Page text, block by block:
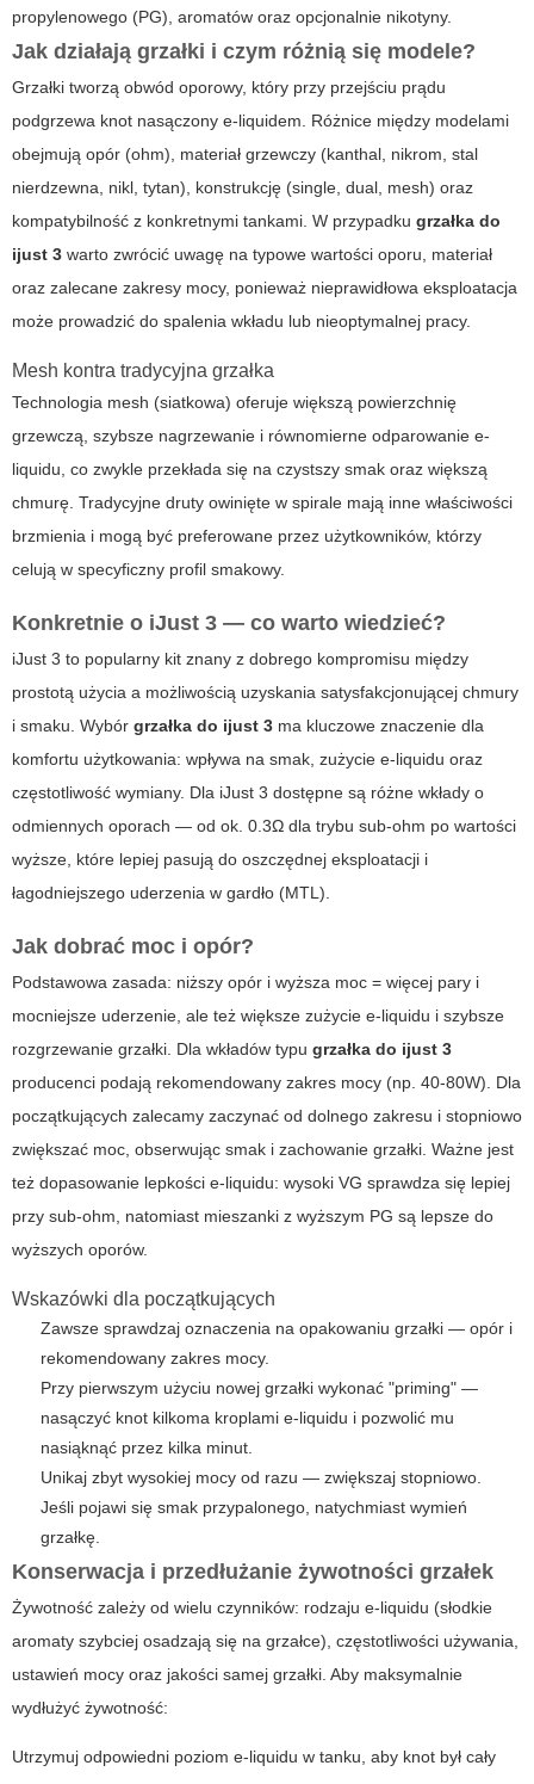
propylenowego (PG), aromatów oraz opcjonalnie nikotyny.
Jak działają grzałki i czym różnią się modele?
Grzałki tworzą obwód oporowy, który przy przejściu prądu
podgrzewa knot nasączony e-liquidem. Różnice między modelami
obejmują opór (ohm), materiał grzewczy (kanthal, nikrom, stal
nierdzewna, nikl, tytan), konstrukcję (single, dual, mesh) oraz
kompatybilność z konkretnymi tankami. W przypadku grzałka do
ijust 3 warto zwrócić uwagę na typowe wartości oporu, materiał
oraz zalecane zakresy mocy, ponieważ nieprawidłowa eksploatacja
może prowadzić do spalenia wkładu lub nieoptymalnej pracy.
Mesh kontra tradycyjna grzałka
Technologia mesh (siatkowa) oferuje większą powierzchnię
grzewczą, szybsze nagrzewanie i równomierne odparowanie e-
liquidu, co zwykle przekłada się na czystszy smak oraz większą
chmurę. Tradycyjne druty owinięte w spirale mają inne właściwości
brzmienia i mogą być preferowane przez użytkowników, którzy
celują w specyficzny profil smakowy.
Konkretnie o iJust 3 — co warto wiedzieć?
iJust 3 to popularny kit znany z dobrego kompromisu między
prostotą użycia a możliwością uzyskania satysfakcjonującej chmury
i smaku. Wybór grzałka do ijust 3 ma kluczowe znaczenie dla
komfortu użytkowania: wpływa na smak, zużycie e-liquidu oraz
częstotliwość wymiany. Dla iJust 3 dostępne są różne wkłady o
odmiennych oporach — od ok. 0.3Ω dla trybu sub-ohm po wartości
wyższe, które lepiej pasują do oszczędnej eksploatacji i
łagodniejszego uderzenia w gardło (MTL).
Jak dobrać moc i opór?
Podstawowa zasada: niższy opór i wyższa moc = więcej pary i
mocniejsze uderzenie, ale też większe zużycie e-liquidu i szybsze
rozgrzewanie grzałki. Dla wkładów typu grzałka do ijust 3
producenci podają rekomendowany zakres mocy (np. 40-80W). Dla
początkujących zalecamy zaczynać od dolnego zakresu i stopniowo
zwiększać moc, obserwując smak i zachowanie grzałki. Ważne jest
też dopasowanie lepkości e-liquidu: wysoki VG sprawdza się lepiej
przy sub-ohm, natomiast mieszanki z wyższym PG są lepsze do
wyższych oporów.
Wskazówki dla początkujących
Zawsze sprawdzaj oznaczenia na opakowaniu grzałki — opór i
rekomendowany zakres mocy.
Przy pierwszym użyciu nowej grzałki wykonać "priming" —
nasączyć knot kilkoma kroplami e-liquidu i pozwolić mu
nasiąknąć przez kilka minut.
Unikaj zbyt wysokiej mocy od razu — zwiększaj stopniowo.
Jeśli pojawi się smak przypalonego, natychmiast wymień
grzałkę.
Konserwacja i przedłużanie żywotności grzałek
Żywotność zależy od wielu czynników: rodzaju e-liquidu (słodkie
aromaty szybciej osadzają się na grzałce), częstotliwości używania,
ustawień mocy oraz jakości samej grzałki. Aby maksymalnie
wydłużyć żywotność:
Utrzymuj odpowiedni poziom e-liquidu w tanku, aby knot był cały